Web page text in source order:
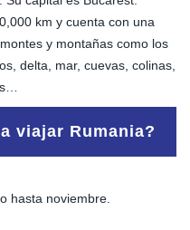
km y cuenta con una
y montañas como los
delta, mar, cuevas, colinas,
viajar Rumania?
hasta noviembre.